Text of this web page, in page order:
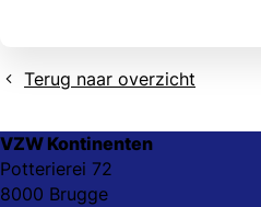
Terug naar overzicht
VZW Kontinenten
Potterierei 72
8000 Brugge